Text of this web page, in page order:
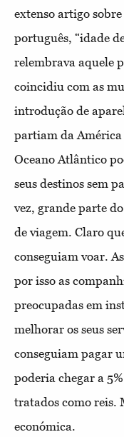
extenso artigo sobre
português, “idade
relembrava aquele
coincidiu com as
introdução de
partiam da América
Oceano Atlântico
seus destinos sem
vez, grande parte
de viagem. Claro
conseguiam voar.
por isso as
preocupadas em
melhorar os seus
conseguiam pagar
poderia chegar a
tratados como reis.
económica.